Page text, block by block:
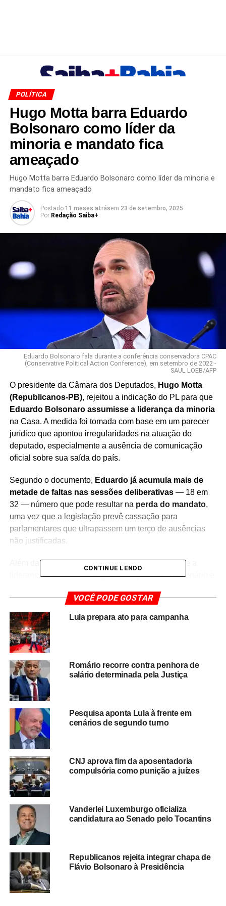
POLÍTICA
Hugo Motta barra Eduardo
Bolsonaro como líder da
minoria e mandato fica
ameaçado
Hugo Motta barra Eduardo Bolsonaro como líder da minoria e
mandato fica ameaçado
Postado 11 meses atrásem 23 de setembro, 2025
Por Redação Saiba+
Eduardo Bolsonaro fala durante a conferência conservadora CPAC
(Conservative Political Action Conference), em setembro de 2022 -
SAUL LOEB/AFP
O presidente da Câmara dos Deputados, Hugo Motta
(Republicanos-PB), rejeitou a indicação do PL para que
Eduardo Bolsonaro assumisse a liderança da minoria
na Casa. A medida foi tomada com base em um parecer
jurídico que apontou irregularidades na atuação do
deputado, especialmente a ausência de comunicação
oficial sobre sua saída do país.
Segundo o documento, Eduardo já acumula mais de
metade de faltas nas sessões deliberativas— 18 em
32 — número que pode resultar na perda do mandato,
uma vez que a legislação prevê cassação para
parlamentares que ultrapassem um terço de ausências
não justificadas.
Além da questão regimental, o parecer reforça que a
liderança de bancada exige presença ativa em plenário e
cumpridas em situação de autoexílio.O deputado não
informou previamente à Câmara que deixaria o Brasil,
revelando sua ausência apenas por meio de
publicações nas redes sociais.
entre Congresso eSupremo Tribunal Federal (STF)
aumentam. A Procuradoria-Geral da República (PGR)
denunciou Eduardo Bolsonaro por tentativa de coação à
Corte, enquanto nos Estados Unidos o governo de
Donald Trump ampliou sanções contra o ministro
Alexandre de Moraes e sua esposa
planos políticos do filho do ex-presidente Jair Bolsonaro,
que vinha sendo cotado como possível candidato à
Presidência da República.
O parecer usado por Hugo Motta cita o Regimento Interno
da Câmara (RICD), que determina que
previamente comunicado à Presidência da Casa, com
a justificativa e duração estimada. A falta dessa
comunicação inviabiliza o enquadramento da ausência
CONTINUE LENDO
VOCÊ PODE GOSTAR
Lula prepara ato para campanha
Romário recorre contra penhora de
salário determinada pela Justiça
Pesquisa aponta Lula à frente em
cenários de segundo turno
CNJ aprova fim da aposentadoria
compulsória como punição a juízes
Vanderlei Luxemburgo oficializa
candidatura ao Senado pelo Tocantins
Republicanos rejeita integrar chapa de
Flávio Bolsonaro à Presidência